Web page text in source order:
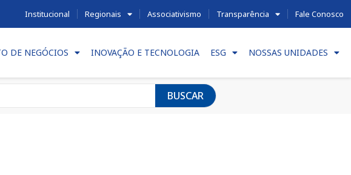
Institucional Regionais Associativismo Transparência Fale Conosco
DE NEGÓCIOS INOVAÇÃO E TECNOLOGIA ESG NOSSAS UNIDADES
BUSCAR